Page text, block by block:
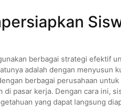
berbagai strategi efektif
adalah dengan menyusun
berbagai perusahaan untuk
pasar kerja. Dengan cara ini,
yang dapat langsung